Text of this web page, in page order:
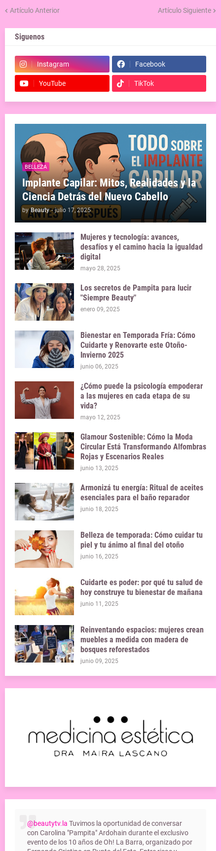
Artículo Anterior Artículo Siguiente
Siguenos
Instagram Facebook
YouTube TikTok
BELLEZA
Implante Capilar: Mitos, Realidades y la
Ciencia Detrás del Nuevo Cabello
by Beauty - julio 17, 2025
Mujeres y tecnología: avances,
desafíos y el camino hacia la igualdad
digital
mayo 28, 2025
Los secretos de Pampita para lucir
"Siempre Beauty"
enero 09, 2025
Bienestar en Temporada Fría: Cómo
Cuidarte y Renovarte este Otoño-
Invierno 2025
junio 06, 2025
¿Cómo puede la psicología empoderar
a las mujeres en cada etapa de su
vida?
mayo 12, 2025
Glamour Sostenible: Cómo la Moda
Circular Está Transformando Alfombras
Rojas y Escenarios Reales
junio 13, 2025
Armonizá tu energía: Ritual de aceites
esenciales para el baño reparador
junio 18, 2025
Belleza de temporada: Cómo cuidar tu
piel y tu ánimo al final del otoño
junio 16, 2025
Cuidarte es poder: por qué tu salud de
hoy construye tu bienestar de mañana
junio 11, 2025
Reinventando espacios: mujeres crean
muebles a medida con madera de
bosques reforestados
junio 09, 2025
@beautytv.la Tuvimos la oportunidad de conversar
con Carolina "Pampita" Ardohain durante el exclusivo
evento de los 10 años de Oh! La Barra, organizado por